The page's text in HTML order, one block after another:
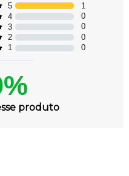
5
1
4
0
3
0
2
0
1
0
produto